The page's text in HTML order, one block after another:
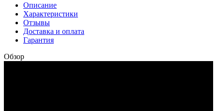
Описание
Характеристики
Отзывы
Доставка и оплата
Гарантия
Обзор